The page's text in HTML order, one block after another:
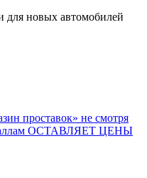
для новых автомобилей
проставок» не смотря
ОСТАВЛЯЕТ ЦЕНЫ